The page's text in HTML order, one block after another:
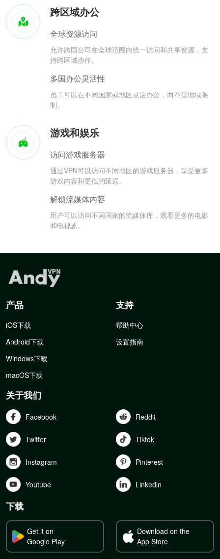
跨区域办公
全球资源访问
允许跨国公司在全球范围内统一访问和共享资源，支
持跨区域协作。
多国办公灵活性
员工可以在不同国家或地区灵活办公，而不受地域限
制。
游戏和娱乐
访问游戏服务器
通过VPN可以访问不同地区的游戏服务器，享受更多
游戏内容和更低的延迟。
解锁流媒体内容
用户可以访问不同国家的流媒体库，观看更多的电影
和电视剧。
产品
iOS下载
Android下载
Windows下载
macOS下载
支持
帮助中心
设置指南
关于我们
Facebook Reddit
Twitter Tiktok
Instagram Pinterest
Youtube Linkedln
下载
Get it on
Google Play
Download on the
App Store